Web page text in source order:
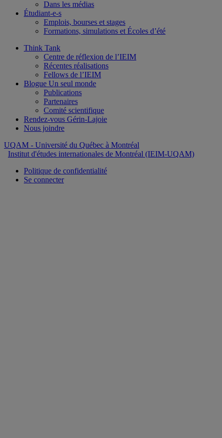
Dans les médias
Étudiant-e-s
Emplois, bourses et stages
Formations, simulations et Écoles d’été
Think Tank
Centre de réflexion de l’IEIM
Récentes réalisations
Fellows de l’IEIM
Blogue Un seul monde
Publications
Partenaires
Comité scientifique
Rendez-vous Gérin-Lajoie
Nous joindre
UQAM - Université du Québec à Montréal
Institut d'études internationales de Montréal (IEIM-UQAM)
Politique de confidentialité
Se connecter